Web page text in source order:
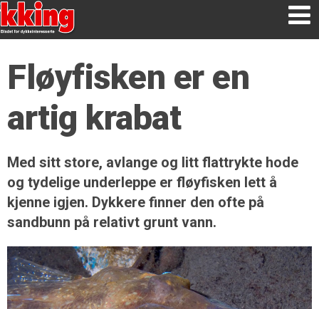
Fløyfisken er en
artig krabat
Med sitt store, avlange og litt flattrykte hode
og tydelige underleppe er fløyfisken lett å
kjenne igjen. Dykkere finner den ofte på
sandbunn på relativt grunt vann.